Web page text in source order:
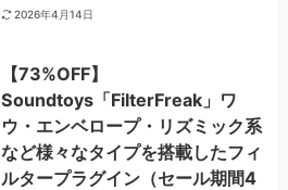
2026年4月14日
【73%OFF】
Soundtoys「FilterFreak」ワ
ウ・エンベロープ・リズミック系
など様々なタイプを搭載したフィ
ルタープラグイン（セール期間4